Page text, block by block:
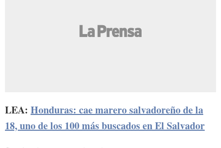
LEA: Honduras: cae marero salvadoreño de la
18, uno de los 100 más buscados en El Salvador